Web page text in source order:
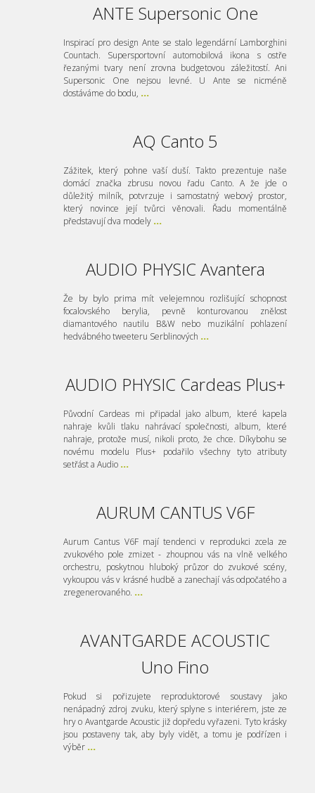
ANTE Supersonic One
Inspirací pro design Ante se stalo legendární Lamborghini
Countach. Supersportovní automobilová ikona s ostře
řezanými tvary není zrovna budgetovou záležitostí. Ani
Supersonic One nejsou levné. U Ante se nicméně
dostáváme do bodu, ...
AQ Canto 5
Zážitek, který pohne vaší duší. Takto prezentuje naše
domácí značka zbrusu novou řadu Canto. A že jde o
důležitý milník, potvrzuje i samostatný webový prostor,
který novince její tvůrci věnovali. Řadu momentálně
představují dva modely ...
AUDIO PHYSIC Avantera
Že by bylo prima mít velejemnou rozlišující schopnost
focalovského berylia, pevně konturovanou znělost
diamantového nautilu B&W nebo muzikální pohlazení
hedvábného tweeteru Serblinových ...
AUDIO PHYSIC Cardeas Plus+
Původní Cardeas mi připadal jako album, které kapela
nahraje kvůli tlaku nahrávací společnosti, album, které
nahraje, protože musí, nikoli proto, že chce. Díkybohu se
novému modelu Plus+ podařilo všechny tyto atributy
setřást a Audio ...
AURUM CANTUS V6F
Aurum Cantus V6F mají tendenci v reprodukci zcela ze
zvukového pole zmizet - zhoupnou vás na vlně velkého
orchestru, poskytnou hluboký průzor do zvukové scény,
vykoupou vás v krásné hudbě a zanechají vás odpočatého a
zregenerovaného. ...
AVANTGARDE ACOUSTIC
Uno Fino
Pokud si pořizujete reproduktorové soustavy jako
nenápadný zdroj zvuku, který splyne s interiérem, jste ze
hry o Avantgarde Acoustic již dopředu vyřazeni. Tyto krásky
jsou postaveny tak, aby byly vidět, a tomu je podřízen i
výběr ...